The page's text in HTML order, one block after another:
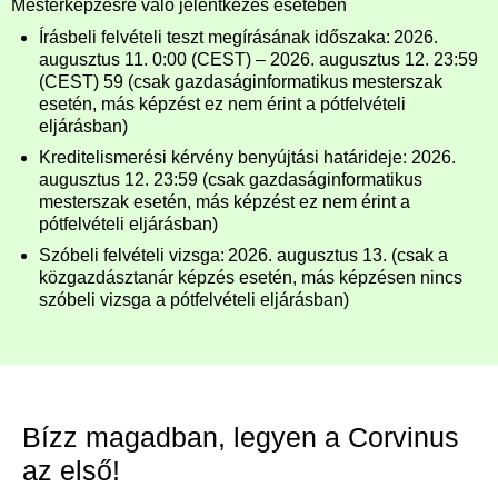
Mesterképzésre való jelentkezés esetében
Írásbeli felvételi teszt megírásának időszaka: 2026.
augusztus 11. 0:00 (CEST) – 2026. augusztus 12. 23:59
(CEST) 59 (csak gazdaságinformatikus mesterszak
esetén, más képzést ez nem érint a pótfelvételi
eljárásban)
Kreditelismerési kérvény benyújtási határideje: 2026.
augusztus 12. 23:59 (csak gazdaságinformatikus
mesterszak esetén, más képzést ez nem érint a
pótfelvételi eljárásban)
Szóbeli felvételi vizsga: 2026. augusztus 13. (csak a
közgazdásztanár képzés esetén, más képzésen nincs
szóbeli vizsga a pótfelvételi eljárásban)
Bízz magadban, legyen a Corvinus
az első!